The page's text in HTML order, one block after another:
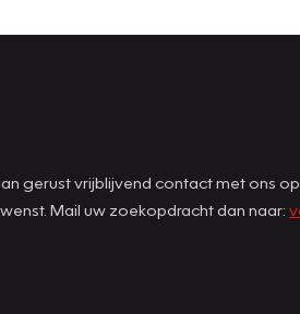
gerust vrijblijvend contact met ons
Mail uw zoekopdracht dan naar: